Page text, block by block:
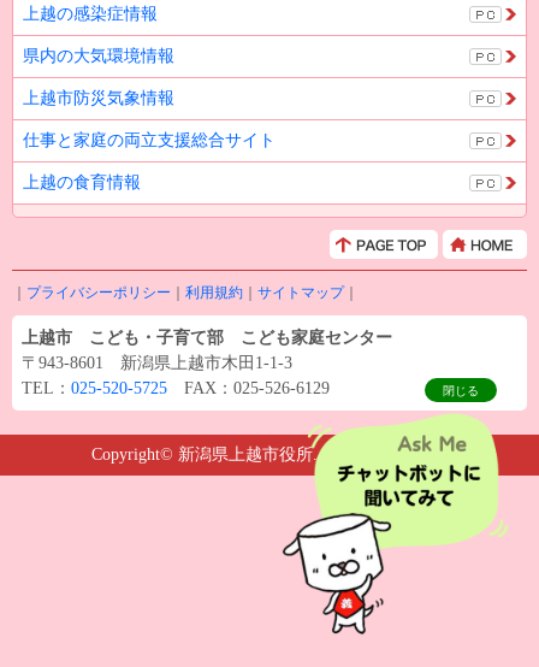
上越の感染症情報
県内の大気環境情報
上越市防災気象情報
仕事と家庭の両立支援総合サイト
上越の食育情報
プライバシーポリシー 利用規約 サイトマップ｜
上越市 こども・子育て部 こども家庭センター
〒943-8601 新潟県上越市木田1-1-3
TEL： 025-520-5725 FAX：025-526-6129 閉じる
Copyright© 新潟県上越市役所.All rights reserved.